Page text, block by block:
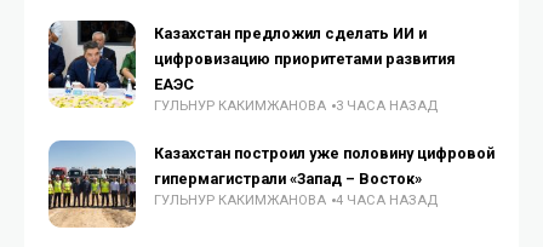
Казахстан предложил сделать ИИ и
цифровизацию приоритетами развития
ЕАЭС
ГУЛЬНУР КАКИМЖАНОВА 3 ЧАСА НАЗАД
Казахстан построил уже половину цифровой
гипермагистрали «Запад – Восток»
ГУЛЬНУР КАКИМЖАНОВА 4 ЧАСА НАЗАД